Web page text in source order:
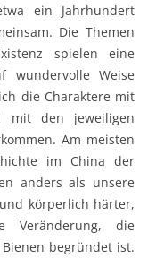
ein Jahrhundert
Die Themen
spielen eine
wundervolle Weise
die Charaktere mit
mit den jeweiligen
Am meisten
im China der
anders als unsere
körperlich härter,
Veränderung, die
begründet ist.